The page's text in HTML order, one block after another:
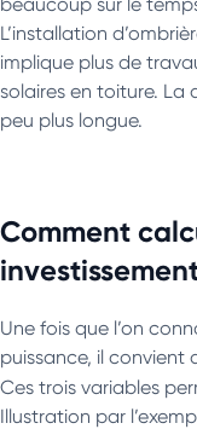
L’installation
implique plus de
solaires en toiture. La
peu plus longue.
Comment
Une fois que l’on
puissance, il convient
Ces trois variables
Illustration par